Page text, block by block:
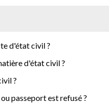
d'état civil ?
d'état civil ?
?
passeport est refusé ?